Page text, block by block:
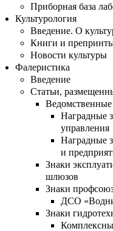
Приборная база
Культурология
Введение. О
Книги и
Новости культуры
Фалеристика
Введение
Статьи,
Ведомственные
Наградные
управления
Наградные
и
Знаки
шлюзов
Знаки
ДСО
Знаки